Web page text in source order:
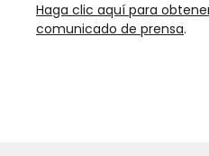
Haga clic aquí para
comunicado de prensa.